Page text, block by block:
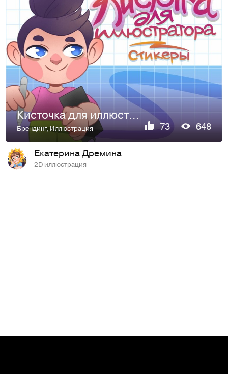
Кисточка для иллюстратора - стикерпак художника
Брендинг,Иллюстрация 73 648
Екатерина Дремина
2D иллюстрация